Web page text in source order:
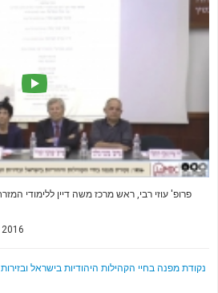
פרופ' עוזי רבי, ראש מרכז משה דיין ללימודי